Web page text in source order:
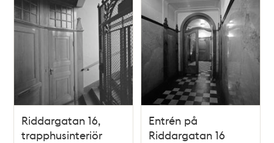
Riddargatan 16,
trapphusinteriör
Entrén på
Riddargatan 16